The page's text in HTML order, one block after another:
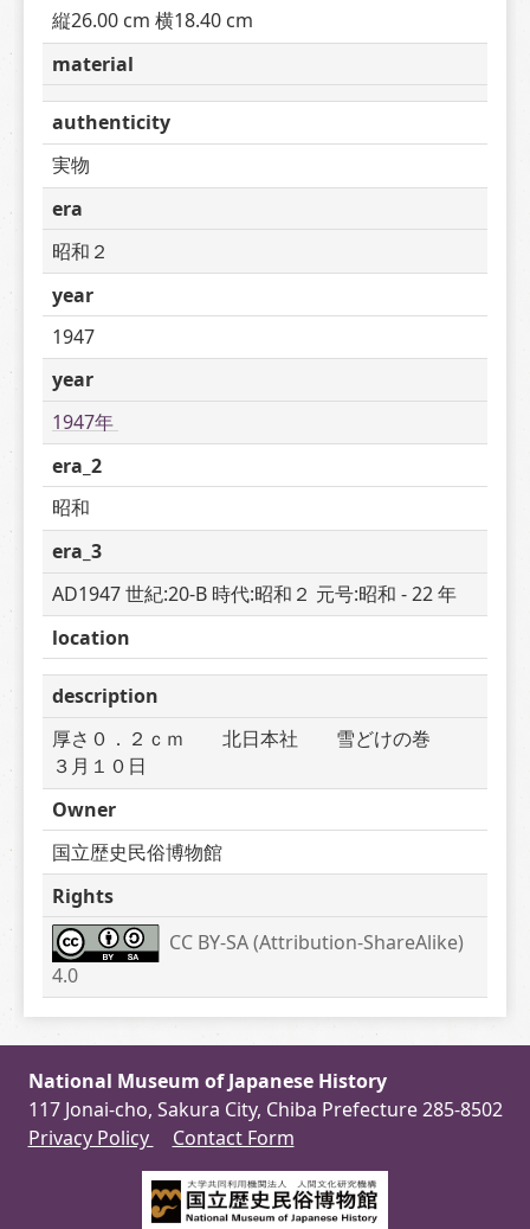
縦26.00 cm 横18.40 cm
material
authenticity
実物
era
昭和２
year
1947
year
1947年
era_2
昭和
era_3
AD1947 世紀:20-B 時代:昭和２ 元号:昭和 - 22 年
location
description
厚さ０．２ｃｍ　　北日本社　　雪どけの巻
３月１０日
Owner
国立歴史民俗博物館
Rights
CC BY-SA (Attribution-ShareAlike)
4.0
National Museum of Japanese History
117 Jonai-cho, Sakura City, Chiba Prefecture 285-8502
Privacy Policy
Contact Form